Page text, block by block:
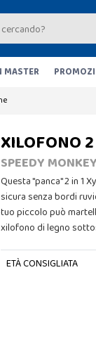
MASTER
XILOFONO
SPEEDY MONKEY
Questa "panca" 2 in 1
sicura senza bordi
tuo piccolo può
xilofono di legno
ETÀ CONSIGLIATA